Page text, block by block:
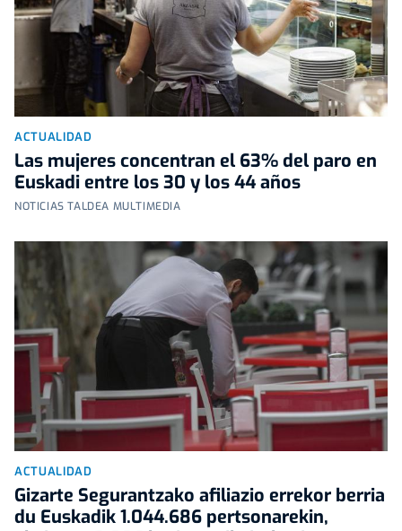
ACTUALIDAD
Las mujeres concentran el 63% del paro en
Euskadi entre los 30 y los 44 años
NOTICIAS TALDEA MULTIMEDIA
ACTUALIDAD
Gizarte Segurantzako afiliazio errekor berria
du Euskadik 1.044.686 pertsonarekin,